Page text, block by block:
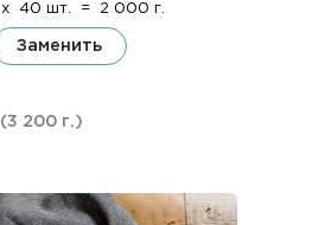
x 40 шт. = 2 000 г.
Заменить
(3 200 г.)